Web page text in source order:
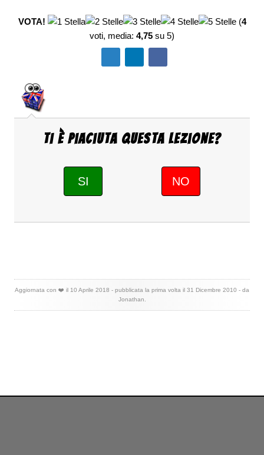
VOTA! (4
voti, media: 4,75 su 5)
Ti è piaciuta questa Lezione?
SI NO
Aggiornata con ❤️ il 10 Aprile 2018 - pubblicata la prima volta il 31 Dicembre 2010 - da
Jonathan